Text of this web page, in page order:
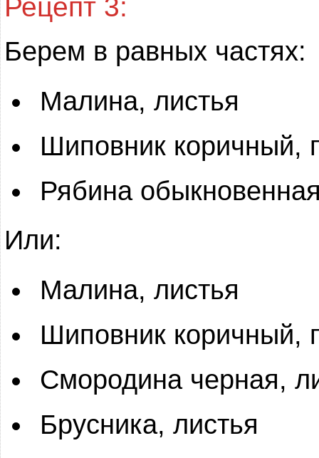
Рецепт 3:
Берем в равных частях:
Малина, листья
Шиповник коричный,
Рябина
Или:
Малина, листья
Шиповник коричный,
Смородина черная,
Брусника, листья